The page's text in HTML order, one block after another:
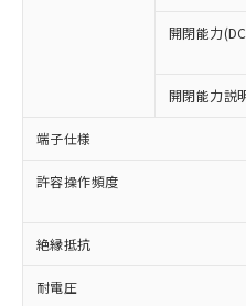
開閉能力
開閉能力説
端子仕様
許容操作頻度
絶縁抵抗
耐電圧
本サービスは
商品の当社在
(税抜)を提供
当社制御機器
本サービスの
ことをご了承
在庫状況およ
記載している
タに基づき作
準価格とは異
調査・確認中：EU
非含有の対応状況を
非該当品：ライセン
害物質有無と関係の
仕入先様の事情によ
いたものが、含有品
むを得ず変更するこ
*EU RoHS指令（10物質）：
鉛(Pb) 1000ppm以下、 水
六価クロム(Cr(Ⅵ))
「○」：最大均質材
基準値以下であるこ
「×」：最大均質材
基準値を超えている
「－」：未確認です
当社は、これ
為替および外
（以下｢規制貨
または国外へ
国政府の輸出
可)を取得する